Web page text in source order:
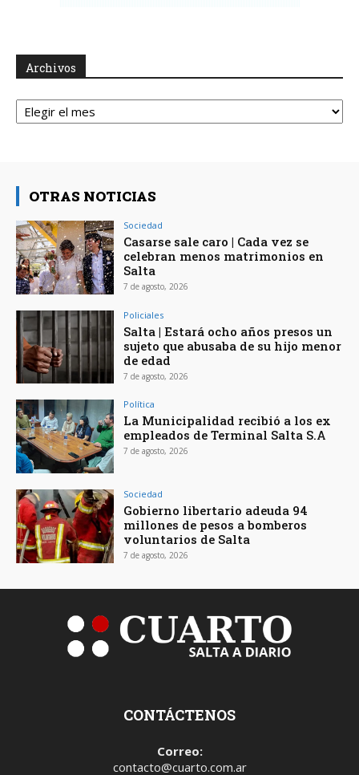
Archivos
Archivos
OTRAS NOTICIAS
Sociedad
Casarse sale caro | Cada vez se
celebran menos matrimonios en
Salta
7 de agosto, 2026
Policiales
Salta | Estará ocho años presos un
sujeto que abusaba de su hijo menor
de edad
7 de agosto, 2026
Política
La Municipalidad recibió a los ex
empleados de Terminal Salta S.A
7 de agosto, 2026
Sociedad
Gobierno libertario adeuda 94
millones de pesos a bomberos
voluntarios de Salta
7 de agosto, 2026
CONTÁCTENOS
Correo:
contacto@cuarto.com.ar